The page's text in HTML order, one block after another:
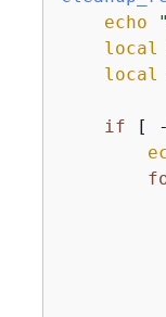
echo
local
local
if [